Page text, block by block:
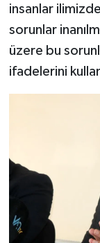
insanlar
sorunlar
üzere bu
ifadelerini